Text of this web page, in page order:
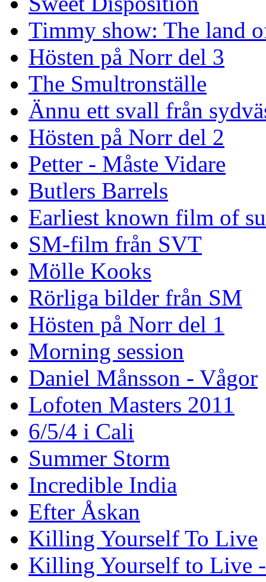
Timmy show: The land
Hösten på Norr del 3
The Smultronställe
Ännu ett svall från
Hösten på Norr del 2
Petter - Måste Vidare
Butlers Barrels
Earliest known film of
SM-film från SVT
Mölle Kooks
Rörliga bilder från SM
Hösten på Norr del 1
Morning session
Daniel Månsson - Vågor
Lofoten Masters 2011
6/5/4 i Cali
Summer Storm
Incredible India
Efter Åskan
Killing Yourself To Live
Killing Yourself to Live -